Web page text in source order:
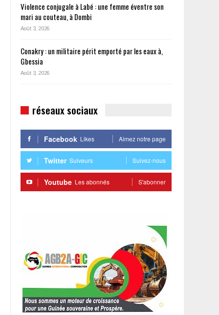
Violence conjugale à Labé : une femme éventre son
mari au couteau, à Dombi
Août 3, 2026
Conakry : un militaire périt emporté par les eaux à,
Gbessia
Août 3, 2026
réseaux sociaux
Facebook Likes Aimez notre page
Twitter Suiveurs Suivez-nous
Youtube Les abonnés S'abonner